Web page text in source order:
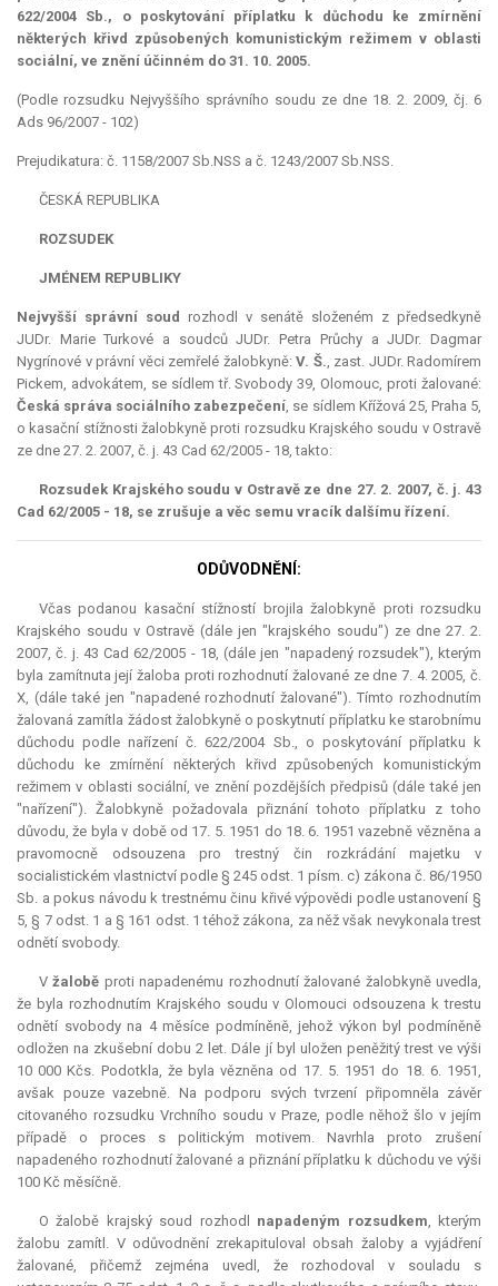
622/2004 Sb., o poskytování příplatku k důchodu ke zmírnění
některých křivd způsobených komunistickým režimem v oblasti
sociální, ve znění účinném do 31. 10. 2005.
(Podle rozsudku Nejvyššího správního soudu ze dne 18. 2. 2009, čj. 6
Ads 96/2007 - 102)
Prejudikatura: č. 1158/2007 Sb.NSS a č. 1243/2007 Sb.NSS.
ČESKÁ REPUBLIKA
ROZSUDEK
JMÉNEM REPUBLIKY
Nejvyšší správní soud rozhodl v senátě složeném z předsedkyně
JUDr. Marie Turkové a soudců JUDr. Petra Průchy a JUDr. Dagmar
Nygrínové v právní věci zemřelé žalobkyně: V. Š., zast. JUDr. Radomírem
Pickem, advokátem, se sídlem tř. Svobody 39, Olomouc, proti žalované:
Česká správa sociálního zabezpečení, se sídlem Křížová 25, Praha 5,
o kasační stížnosti žalobkyně proti rozsudku Krajského soudu v Ostravě
ze dne 27. 2. 2007, č. j. 43 Cad 62/2005 - 18, takto:
Rozsudek Krajského soudu v Ostravě ze dne 27. 2. 2007, č. j. 43
Cad 62/2005 - 18, se zrušuje a věc semu vracík dalšímu řízení.
ODŮVODNĚNÍ:
Včas podanou kasační stížností brojila žalobkyně proti rozsudku
Krajského soudu v Ostravě (dále jen "krajského soudu") ze dne 27. 2.
2007, č. j. 43 Cad 62/2005 - 18, (dále jen "napadený rozsudek"), kterým
byla zamítnuta její žaloba proti rozhodnutí žalované ze dne 7. 4. 2005, č.
X, (dále také jen "napadené rozhodnutí žalované"). Tímto rozhodnutím
žalovaná zamítla žádost žalobkyně o poskytnutí příplatku ke starobnímu
důchodu podle nařízení č. 622/2004 Sb., o poskytování příplatku k
důchodu ke zmírnění některých křivd způsobených komunistickým
režimem v oblasti sociální, ve znění pozdějších předpisů (dále také jen
"nařízení"). Žalobkyně požadovala přiznání tohoto příplatku z toho
důvodu, že byla v době od 17. 5. 1951 do 18. 6. 1951 vazebně vězněna a
pravomocně odsouzena pro trestný čin rozkrádání majetku v
socialistickém vlastnictví podle § 245 odst. 1 písm. c) zákona č. 86/1950
Sb. a pokus návodu k trestnému činu křivé výpovědi podle ustanovení §
5, § 7 odst. 1 a § 161 odst. 1 téhož zákona, za něž však nevykonala trest
odnětí svobody.
Vžalobě proti napadenému rozhodnutí žalované žalobkyně uvedla,
že byla rozhodnutím Krajského soudu v Olomouci odsouzena k trestu
odnětí svobody na 4 měsíce podmíněně, jehož výkon byl podmíněně
odložen na zkušební dobu 2 let. Dále jí byl uložen peněžitý trest ve výši
10 000 Kčs. Podotkla, že byla vězněna od 17. 5. 1951 do 18. 6. 1951,
avšak pouze vazebně. Na podporu svých tvrzení připomněla závěr
citovaného rozsudku Vrchního soudu v Praze, podle něhož šlo v jejím
případě o proces s politickým motivem. Navrhla proto zrušení
napadeného rozhodnutí žalované a přiznání příplatku k důchodu ve výši
100 Kč měsíčně.
O žalobě krajský soud rozhodl napadeným rozsudkem, kterým
žalobu zamítl. V odůvodnění zrekapituloval obsah žaloby a vyjádření
žalované, přičemž zejména uvedl, že rozhodoval v souladu s